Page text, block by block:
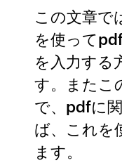
この文章で
を使って
を入力する
す。またこ
で、pdfに
ば、これを
ます。